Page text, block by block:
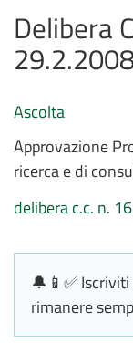
Delibera
Ascolta
Approvazione
ricerca e di
delibera c.c. n.
🔔📱✅ Iscriviti
rimanere